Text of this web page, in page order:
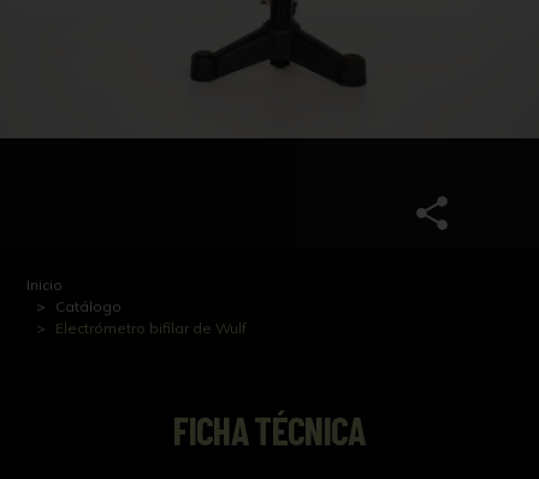
Inicio
Catálogo
Electrómetro bifilar de Wulf
FICHA TÉCNICA